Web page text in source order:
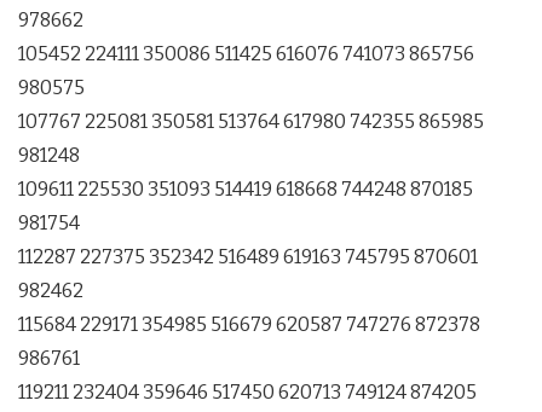
978662
105452 224111 350086 511425 616076 741073 865756
980575
107767 225081 350581 513764 617980 742355 865985
981248
109611 225530 351093 514419 618668 744248 870185
981754
112287 227375 352342 516489 619163 745795 870601
982462
115684 229171 354985 516679 620587 747276 872378
986761
119211 232404 359646 517450 620713 749124 874205